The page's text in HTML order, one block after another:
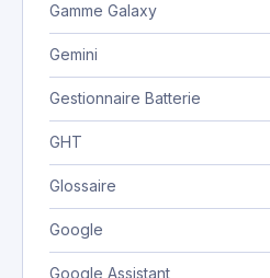
Gamme Galaxy
Gemini
Gestionnaire Batterie
GHT
Glossaire
Google
Google Assistant